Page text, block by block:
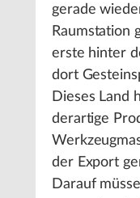
gerade
Raumstation
erste hinter
dort
Dieses Land
derartige
der Export
Darauf